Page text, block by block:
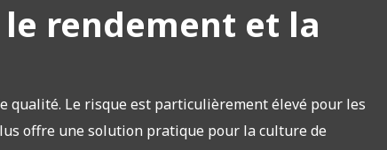
rendement et la
qualité. Le risque est particulièrement élevé pour les
offre une solution pratique pour la culture de